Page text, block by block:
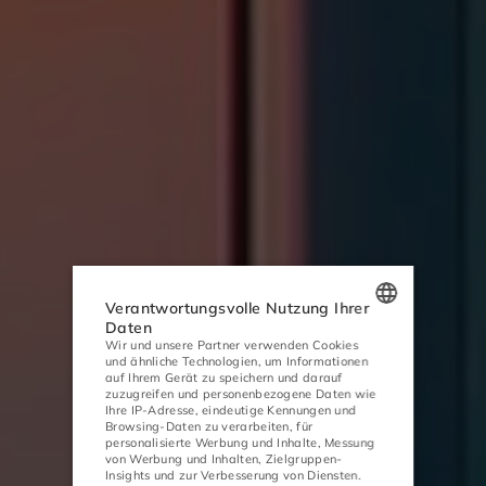
POLISH
ENGLISH
CZECH
Verantwortungsvolle Nutzung Ihrer
Daten
Wir und unsere Partner verwenden Cookies
und ähnliche Technologien, um Informationen
auf Ihrem Gerät zu speichern und darauf
zuzugreifen und personenbezogene Daten wie
Ihre IP-Adresse, eindeutige Kennungen und
Browsing-Daten zu verarbeiten, für
personalisierte Werbung und Inhalte, Messung
von Werbung und Inhalten, Zielgruppen-
Insights und zur Verbesserung von Diensten.